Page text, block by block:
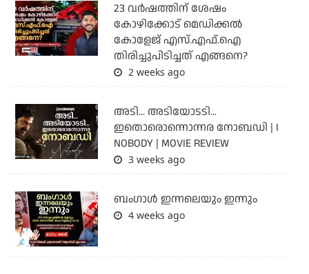
23 വർഷത്തിന് ശേഷം
കോഴിക്കോട് മെഡിക്കൽ
കോളേജ് എസ്.എഫ്.ഐ
തിരിച്ചുപിടിച്ചത് എങ്ങനെ?
2 weeks ago
അടി... അടിയോടടി...
ഇതൊരൊന്നൊന്നര നോബഡി | I
NOBODY | MOVIE REVIEW
3 weeks ago
ബംഗാള്‍ ഇന്നലെയും ഇന്നും
4 weeks ago